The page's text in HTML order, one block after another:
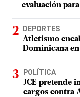
evaluación
DEPORTES
Atletismo
Dominicana
POLÍTICA
JCE pretende
cargos contra